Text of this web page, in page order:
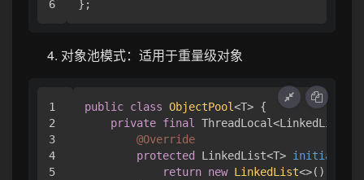
对象池模式：适用于重量级对象
1
2
3
4
5
public class ObjectPool<T> {
private final
@Override
protected LinkedList<T>
return new LinkedList<>();